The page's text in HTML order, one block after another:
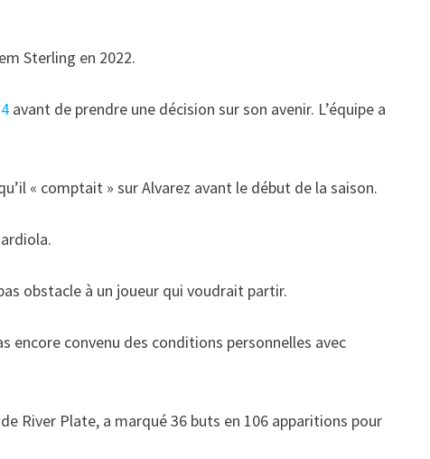
Sterling en 2022.
avant de prendre une décision sur son avenir. L’équipe a
« comptait » sur Alvarez avant le début de la saison.
obstacle à un joueur qui voudrait partir.
encore convenu des conditions personnelles avec
River Plate, a marqué 36 buts en 106 apparitions pour